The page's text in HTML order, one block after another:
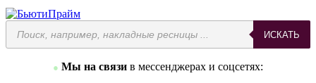
ИСКАТЬ
● Мы на связи в мессенджерах и соцсетях: